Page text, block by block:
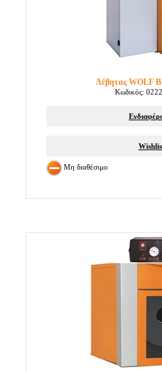
Λέβητας WOLF
Κωδικός:
Μη διαθέσιμο